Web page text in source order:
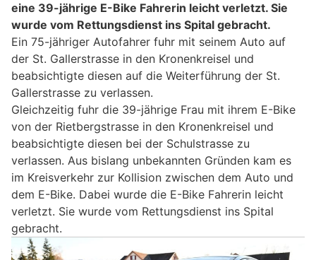
eine 39-jährige E-Bike Fahrerin leicht verletzt. Sie
wurde vom Rettungsdienst ins Spital gebracht.
Ein 75-jähriger Autofahrer fuhr mit seinem Auto auf
der St. Gallerstrasse in den Kronenkreisel und
beabsichtigte diesen auf die Weiterführung der St.
Gallerstrasse zu verlassen.
Gleichzeitig fuhr die 39-jährige Frau mit ihrem E-Bike
von der Rietbergstrasse in den Kronenkreisel und
beabsichtigte diesen bei der Schulstrasse zu
verlassen. Aus bislang unbekannten Gründen kam es
im Kreisverkehr zur Kollision zwischen dem Auto und
dem E-Bike. Dabei wurde die E-Bike Fahrerin leicht
verletzt. Sie wurde vom Rettungsdienst ins Spital
gebracht.